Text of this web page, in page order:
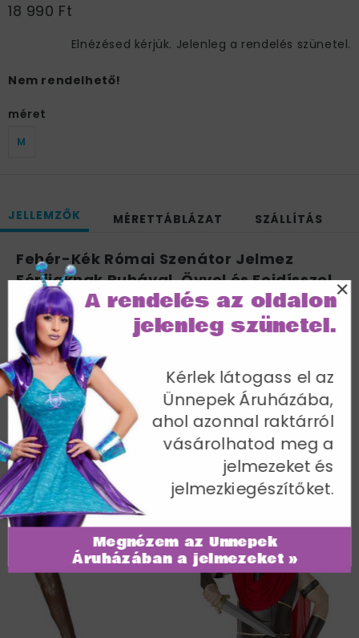
18 990 Ft
Elnézésed kérjük. Jelenleg a rendelés szünetel.
Nem rendelhető!
méret
M
JELLEMZŐK MÉRETTÁBLÁZAT SZÁLLÍTÁS
Fehér-Kék Római Szenátor Jelmez
Férfiaknak Ruhával, Övvel és Fejdísszel
- L
Mellbőség 107-112 cm / Derékbőség 91-97 cm / Belső
lábhossz 84 cm
Cikkszám: 30644L
További termékek a kategóriában
Megnézem az Ünnepek
Áruházában a jelmezeket »
Kérlek látogass el az
Ünnepek Áruházába,
ahol azonnal raktárról
vásárolhatod meg a
jelmezeket és
jelmezkiegészítőket.
A rendelés az oldalon
jelenleg szünetel.
×